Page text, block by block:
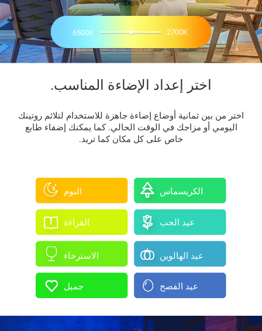
اختر إعداد الإضاءة المناسب.
6500K 2700K
اختر من بين ثمانية أوضاع إضاءة جاهزة للاستخدام لتلائم روتينك
اليومي أو مزاجك في الوقت الحالي. كما يمكنك إضفاء طابع
خاص على كل مكان كما تريد.
عيد الفصح
عيد الهالوين
عيد الحب
الكريسماس
جميل
الاسترخاء
القراءة
النوم